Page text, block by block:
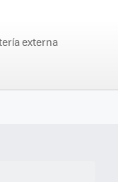
externa